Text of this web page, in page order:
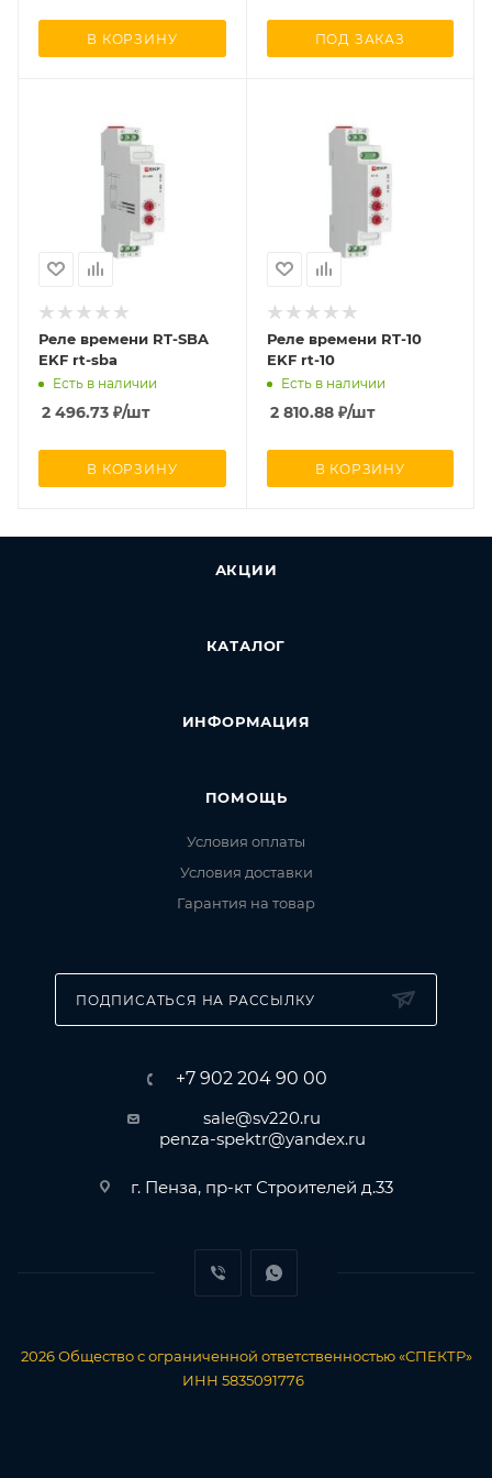
В КОРЗИНУ ПОД ЗАКАЗ
Реле времени RT-SBA
EKF rt-sba
Есть в наличии
2 496.73 ₽/шт
В КОРЗИНУ
Реле времени RT-10
EKF rt-10
Есть в наличии
2 810.88₽/шт
В КОРЗИНУ
АКЦИИ
КАТАЛОГ
ИНФОРМАЦИЯ
ПОМОЩЬ
Условия оплаты
Условия доставки
Гарантия на товар
ПОДПИСАТЬСЯ НА РАССЫЛКУ
+7 902 204 90 00
sale@sv220.ru
penza-spektr@yandex.ru
г. Пенза, пр-кт Строителей д.33
2026 Общество с ограниченной ответственностью «СПЕКТР»
ИНН 5835091776